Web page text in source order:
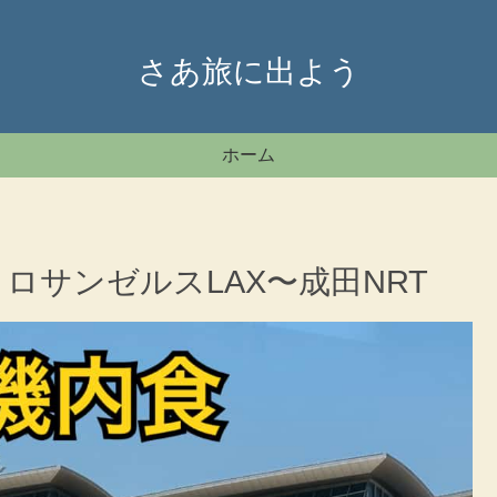
さあ旅に出よう
ホーム
サンゼルスLAX〜成田NRT